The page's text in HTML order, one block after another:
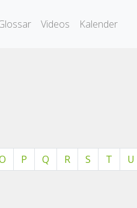
Videos Kalender
P Q R S T U